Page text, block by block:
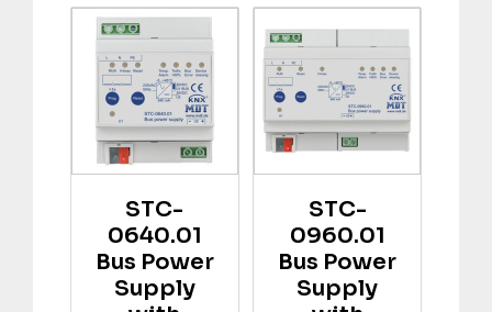
STC-
0640.01
Bus Power
Supply
STC-
0960.01
Bus Power
Supply